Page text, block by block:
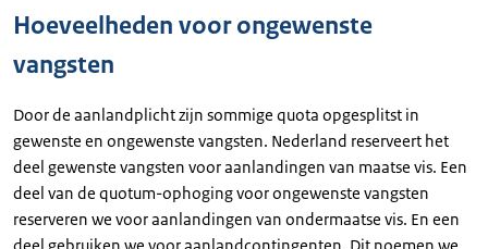
Hoeveelheden voor ongewenste
vangsten
Door de aanlandplicht zijn sommige quota opgesplitst in
gewenste en ongewenste vangsten. Nederland reserveert het
deel gewenste vangsten voor aanlandingen van maatse vis. Een
deel van de quotum-ophoging voor ongewenste vangsten
reserveren we voor aanlandingen van ondermaatse vis. En een